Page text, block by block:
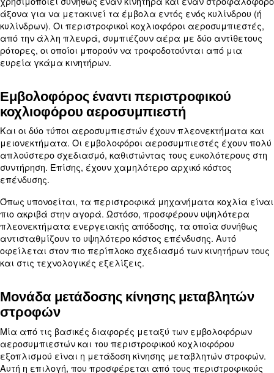
Ξηραντές πεπιεσμένου αέρα
Οι ξηραντές είναι σημαντικοί λόγω των
θερμοκρασίας μέσω των οποίων διέρχεται ο
αεροσυμπιεστή, έχει την τάση να θερμαίνεται.
θερμότητα φέρνει υγρασία και υγρασία. Είναι
το αποφύγετε αυτό, καθώς μπορεί να
και διάβρωση εντός του αεροσυμπιεστή και του
αέρα σας.
Για να επαναληφθεί, συνιστάται ιδιαιτέρως
διάταξη αεροσυμπιεστή με εξοπλισμό
για τη διατήρηση της λειτουργίας κορυφής.
Υπάρχουν δύο κύριοι τύποι αεροσυμπιεστών που
συναντήσετε κατά την εξερεύνηση επιλογών.
εμβολοφόροι αεροσυμπιεστέςκαι
αεροσυμπιεστές.